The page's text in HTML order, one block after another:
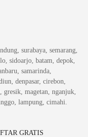
surabaya, semarang,
sidoarjo, batam, depok,
samarinda,
denpasar, cirebon,
magetan, nganjuk,
lampung, cimahi.
GRATIS